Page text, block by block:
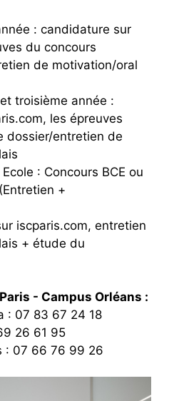
: candidature sur
du concours
de motivation/oral
troisième année :
les épreuves
dossier/entretien de
: Concours BCE ou
+
iscparis.com, entretien
+ étude du
- Campus Orléans :
: 07 83 67 24 18
26 61 95
: 07 66 76 99 26